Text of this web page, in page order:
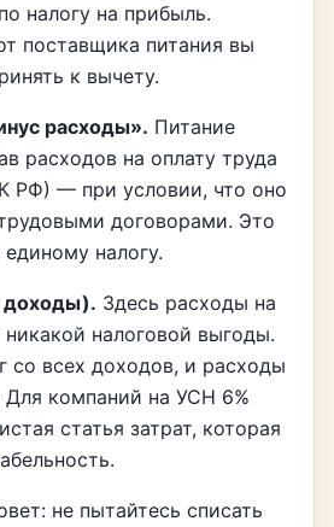
налогу на прибыль.
поставщика питания вы
к вычету.
расходы». Питание
расходов на оплату труда
РФ) — при условии, что оно
договорами. Это
налогу.
доходы). Здесь расходы на
налоговой выгоды.
со всех доходов, и расходы
Для компаний на УСН 6%
статья затрат, которая
не пытайтесь списать